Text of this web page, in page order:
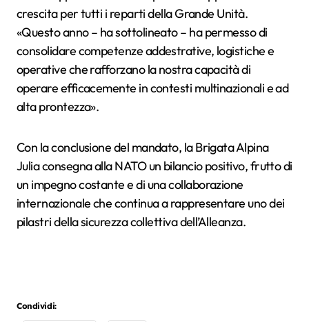
crescita per tutti i reparti della Grande Unità.
«Questo anno – ha sottolineato – ha permesso di
consolidare competenze addestrative, logistiche e
operative che rafforzano la nostra capacità di
operare efficacemente in contesti multinazionali e ad
alta prontezza».
Con la conclusione del mandato, la Brigata Alpina
Julia consegna alla NATO un bilancio positivo, frutto di
un impegno costante e di una collaborazione
internazionale che continua a rappresentare uno dei
pilastri della sicurezza collettiva dell’Alleanza.
Condividi: